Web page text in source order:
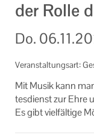
der Rolle
Do.
Veranstaltungsart:
Mit Musik kann
tes­dienst zur Ehre
Es gibt viel­fäl­ti­ge
Alle
Ansprechpartner
Informationen
Machen Sie mit!